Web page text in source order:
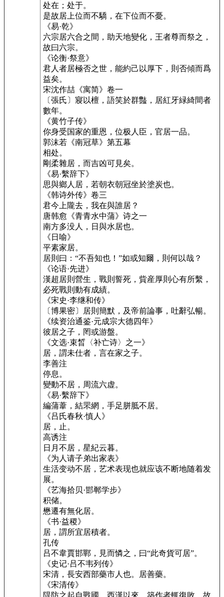
处在；处于。
是故居上位而不驕，在下位而不憂。
《易·乾》
六宗居六合之間，助天地變化，王者尊而祭之，
故曰六宗。
《论衡·祭意》
君人者居極否之世，能約己以厚下，則否傾而爲
益矣。
宋沈作喆《寓简》卷一
〔張氏〕寢以檀，語笑於群豓，居紅牙緑綺間者
數年。
《黄竹子传》
你身受国家的重恩，位极人臣，官居一品。
郭沫若《南冠草》第五幕
相处。
剛柔雜居，而吉凶可見矣。
《易·繫辞下》
思與鄉人居，若朝衣朝冠坐於塗炭也。
《韩诗外传》卷三
君今上隴去，我在與誰居？
唐韩愈《青青水中蒲》诗之一
南方多没人，日與水居也。
《日喻》
平素家居。
居則曰：“不吾知也！”如或知爾，則何以哉？
《论语·先进》
漢超居則營生，戰則誓死，貲産厚則心有所繫，
必死戰則動有成績。
《宋史·李继和传》
〔博果密〕居則簡默，及帝前論事，吐辭弘暢。
《续资治通鉴·元成宗大德四年》
彼居之子，罔或游盤。
《文选·束晳〈补亡诗〉之一》
居，謂未仕者，言在家之子。
李善注
停息。
變動不居，周流六虚。
《易·繫辞下》
編蒲葦，結罘網，手足胼胝不居。
《吕氏春秋·慎人》
居，止。
高诱注
日月不居，星紀云暮。
《为人请子弟出家表》
生活变动不居，艺术表现也就应该不断地随着发
展。
《艺海拾贝·邯郸学步》
积储。
懋遷有無化居。
《书·益稷》
居，謂所宜居積者。
孔传
吕不韋賈邯鄲，見而憐之，曰“此奇貨可居”。
《史记·吕不韦列传》
宋清，長安西部藥市人也。居善藥。
《宋清传》
隄防之起自戰國，西漢以來，築作者輒復敗，故